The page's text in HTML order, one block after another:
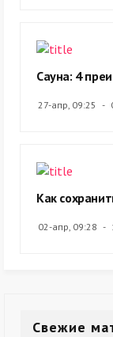
Сауна: 4
27-апр, 09:25
Как
02-апр, 09:28
Свежие